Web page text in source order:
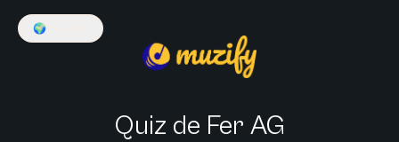
🌍
Quiz de Fer AG